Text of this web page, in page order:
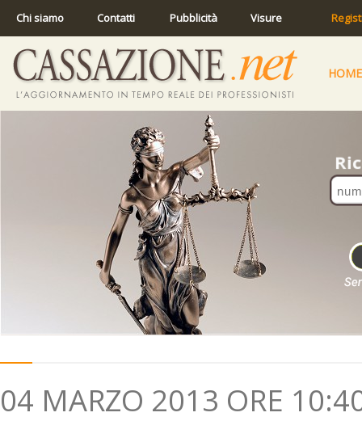
Chi siamo Contatti Pubblicità Visure
HOME
04 MARZO 2013 ORE